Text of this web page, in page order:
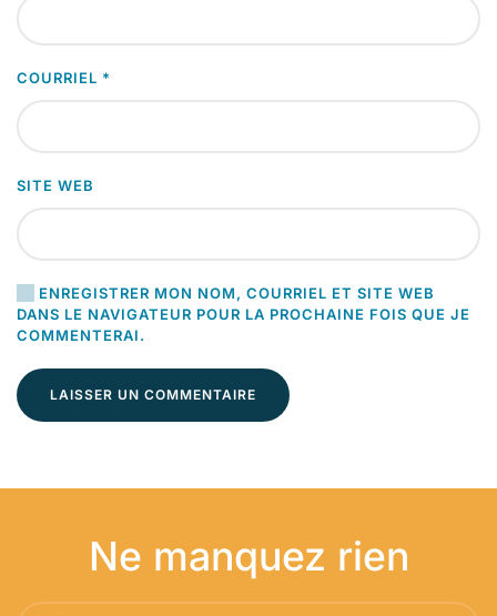
COURRIEL *
SITE WEB
ENREGISTRER MON NOM, COURRIEL ET SITE WEB
DANS LE NAVIGATEUR POUR LA PROCHAINE FOIS QUE JE
COMMENTERAI.
LAISSER UN COMMENTAIRE
Ne manquez rien